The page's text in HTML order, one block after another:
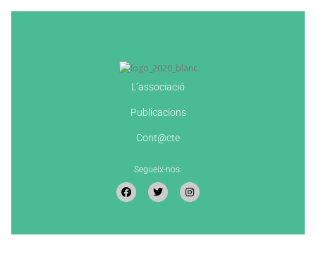
L’associació
Publicacions
Cont@cte
Segueix-nos: